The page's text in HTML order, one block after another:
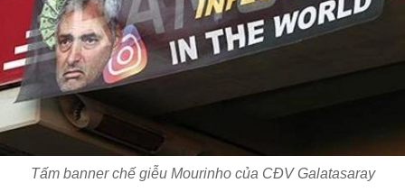
Tấm banner chế giễu Mourinho của CĐV Galatasaray